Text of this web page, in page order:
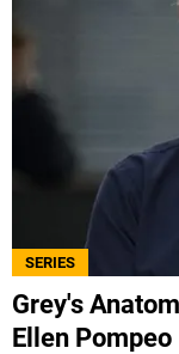
SERIES
Grey's
Ellen Pompeo